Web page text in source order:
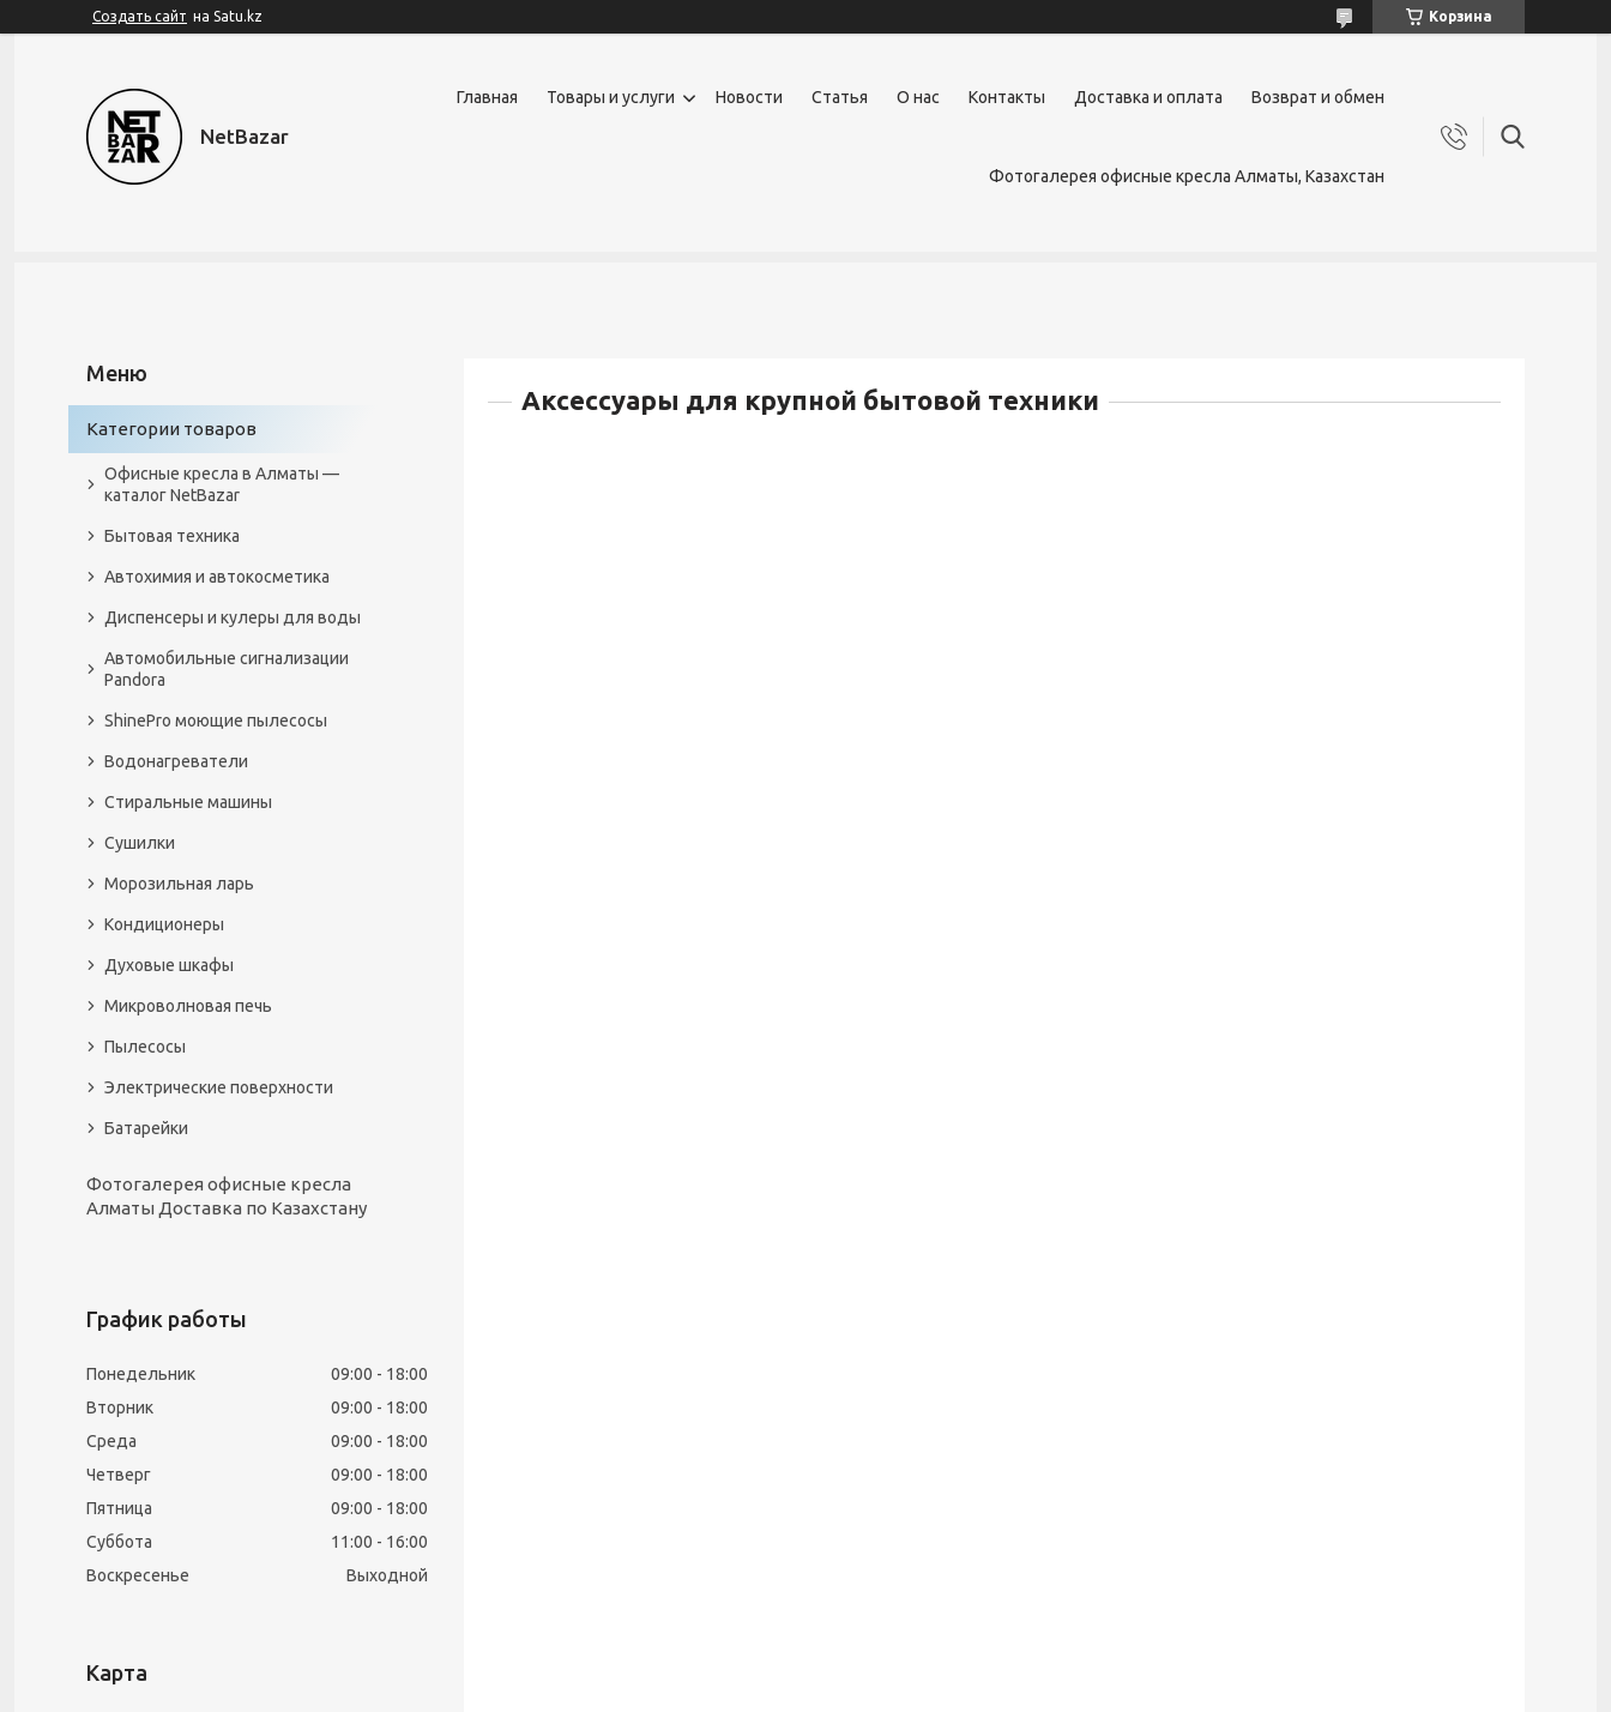
Создать сайт на Satu.kz Корзина
NetBazar
Главная Товары и услуги Новости Статья О нас Контакты Доставка и оплата Возврат и обмен
Фотогалерея офисные кресла Алматы, Казахстан
Аксессуары для крупной бытовой техники
Категории товаров
Офисные кресла в Алматы —
каталог NetBazar
Бытовая техника
Автохимия и автокосметика
Диспенсеры и кулеры для воды
Автомобильные сигнализации
Pandora
ShinePro моющие пылесосы
Водонагреватели
Стиральные машины
Сушилки
Морозильная ларь
Кондиционеры
Духовые шкафы
Микроволновая печь
Пылесосы
Электрические поверхности
Батарейки
Фотогалерея офисные кресла
Алматы Доставка по Казахстану
График работы
Понедельник 09:00
18:00
Вторник
09:00
18:00
Среда
09:00
18:00
Четверг
09:00
18:00
Пятница
09:00
18:00
Суббота
11:00
16:00
Воскресенье
Выходной
Карта